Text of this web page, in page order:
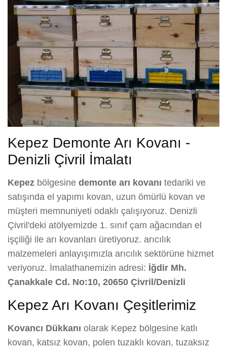
Kepez Demonte Arı Kovanı -
Denizli Çivril İmalatı
Kepez bölgesine demonte arı kovanı tedariki ve
satışında el yapımı kovan, uzun ömürlü kovan ve
müşteri memnuniyeti odaklı çalışıyoruz. Denizli
Çivril'deki atölyemizde 1. sınıf çam ağacından el
işçiliği ile arı kovanları üretiyoruz. arıcılık
malzemeleri anlayışımızla arıcılık sektörüne hizmet
veriyoruz. İmalathanemizin adresi: İğdir Mh.
Çanakkale Cd. No:10, 20650 Çivril/Denizli
Kepez Arı Kovanı Çeşitlerimiz
Kovancı Dükkanı olarak Kepez bölgesine katlı
kovan, katsız kovan, polen tuzaklı kovan, tuzaksız